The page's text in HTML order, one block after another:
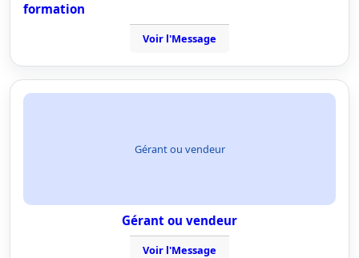
formation
Voir l'Message
Gérant ou vendeur
Gérant ou vendeur
Voir l'Message